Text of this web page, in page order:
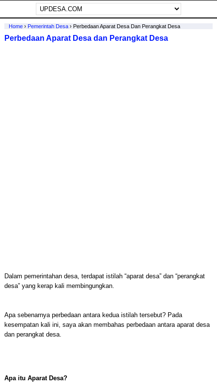
Home› Pemerintah Desa› Perbedaan Aparat Desa Dan Perangkat Desa
Perbedaan Aparat Desa dan Perangkat Desa
Dalam pemerintahan desa, terdapat istilah “aparat desa” dan “perangkat
desa” yang kerap kali membingungkan.
Apa sebenarnya perbedaan antara kedua istilah tersebut? Pada
kesempatan kali ini, saya akan membahas perbedaan antara aparat desa
dan perangkat desa.
Apa itu Aparat Desa?